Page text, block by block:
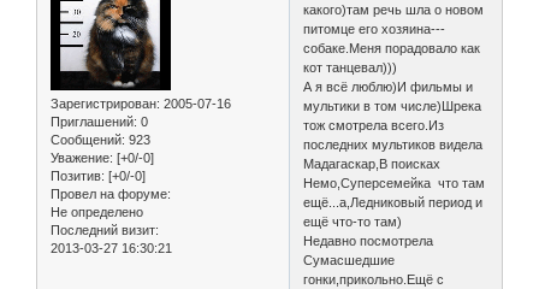
Зарегистрирован: 2005-07-16
Приглашений: 0
Сообщений: 923
Уважение: [+0/-0]
Позитив: [+0/-0]
Провел на форуме:
Не определено
Последний визит:
2013-03-27 16:30:21
какого)там речь шла о новом
питомце его хозяина---
собаке.Меня порадовало как
кот танцевал)))
А я всё люблю)И фильмы и
мультики в том числе)Шрека
тож смотрела всего.Из
последних мультиков видела
Мадагаскар,В поисках
Немо,Суперсемейка что там
ещё...а,Ледниковый период и
ещё что-то там)
Недавно посмотрела
Сумасшедшие
гонки,прикольно.Ещё с